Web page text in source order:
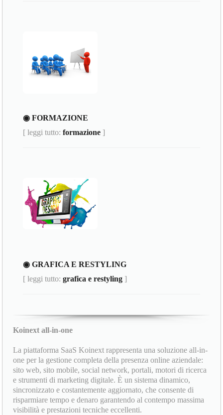
◉ FORMAZIONE
[ leggi tutto:formazione ]
◉ GRAFICA E RESTYLING
[ leggi tutto:grafica e restyling ]
Koinext all-in-one
La piattaforma SaaS Koinext rappresenta una soluzione all-in-
one per la gestione completa della presenza online aziendale:
sito web, sito mobile, social network, portali, motori di ricerca
e strumenti di marketing digitale. È un sistema dinamico,
sincronizzato e costantemente aggiornato, che consente di
risparmiare tempo e denaro garantendo al contempo massima
visibilità e prestazioni tecniche eccellenti.